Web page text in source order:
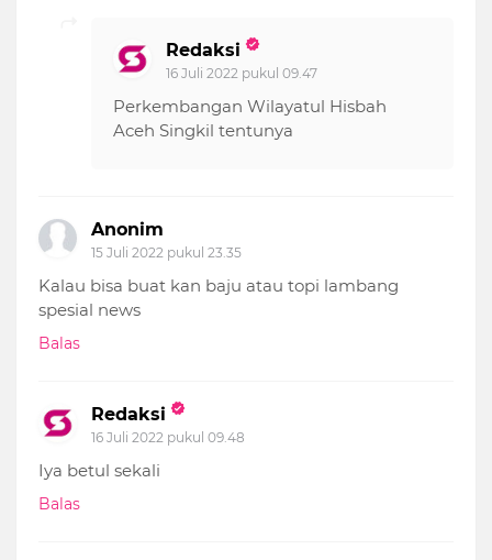
Redaksi
16 Juli 2022 pukul 09.47
Perkembangan Wilayatul Hisbah
Aceh Singkil tentunya
Anonim
15 Juli 2022 pukul 23.35
Kalau bisa buat kan baju atau topi lambang
spesial news
Balas
Redaksi
16 Juli 2022 pukul 09.48
Iya betul sekali
Balas